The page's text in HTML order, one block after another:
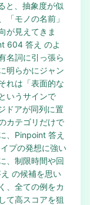
と、抽象度が似
「モノの名前」
が見えてきま
604 答え のよ
名詞に引っ張ら
明らかにジャン
れは「表面的な
いうサインで
ドアが同列に置
カテゴリだけで
、Pinpoint 答え
プの発想に強い
、制限時間や回
の候補を思い
、全ての例をカ
て高スコアを狙